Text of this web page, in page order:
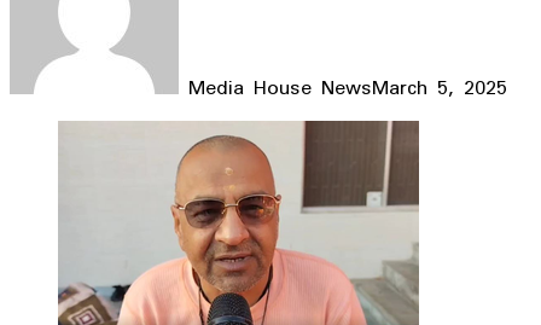
Media House NewsMarch 5, 2025
Facebook
LinkedIn
WhatsApp
Telegram